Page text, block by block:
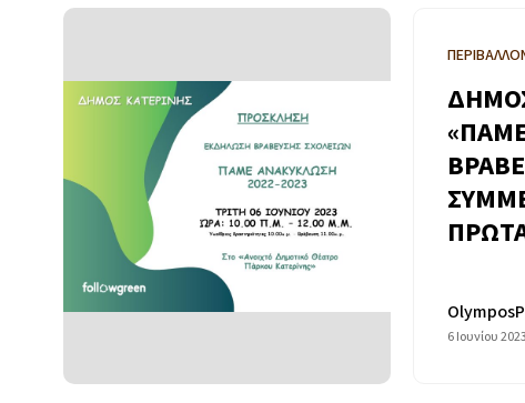
6 Ιουνίου